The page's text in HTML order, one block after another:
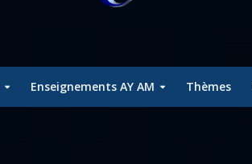
Enseignements AY AM Thèmes